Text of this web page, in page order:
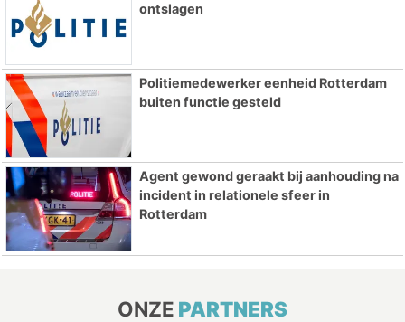
ontslagen
Politiemedewerker eenheid Rotterdam
buiten functie gesteld
Agent gewond geraakt bij aanhouding na
incident in relationele sfeer in
Rotterdam
ONZE PARTNERS